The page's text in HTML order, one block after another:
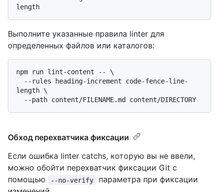
Выполните указанные правила linter для
определенных файлов или каталогов:
npm run lint-content -- \
length \
Обход перехватчика фиксации
Если ошибка linter catchs, которую вы не ввели,
можно обойти перехватчик фиксации Git с
помощью
--no-verify
параметра при фиксации